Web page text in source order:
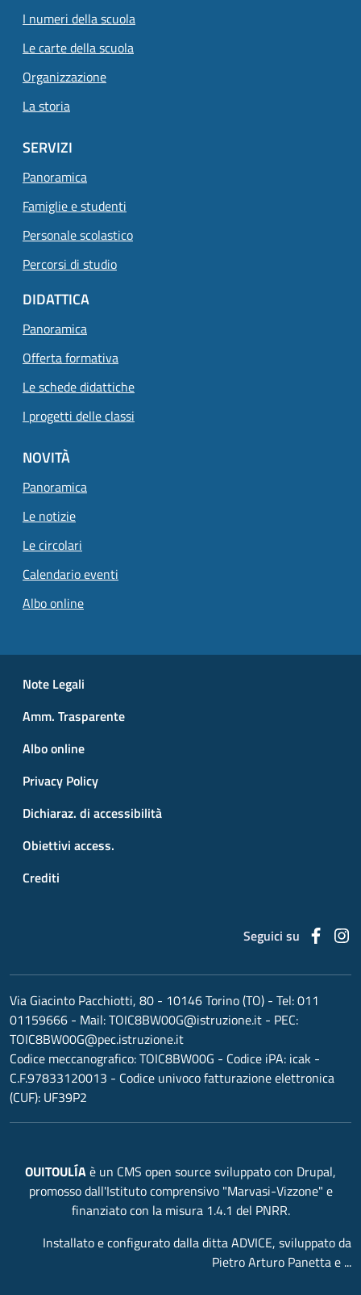
I numeri della scuola
Le carte della scuola
Organizzazione
La storia
SERVIZI
Panoramica
Famiglie e studenti
Personale scolastico
Percorsi di studio
DIDATTICA
Panoramica
Offerta formativa
Le schede didattiche
I progetti delle classi
NOVITÀ
Panoramica
Le notizie
Le circolari
Calendario eventi
Albo online
Small prints
Note Legali
Amm. Trasparente
Albo online
Privacy Policy
Dichiaraz. di accessibilità
Obiettivi access.
Crediti
Seguici su
Via Giacinto Pacchiotti, 80 - 10146 Torino (TO) - Tel:011
01159666 - Mail:TOIC8BW00G@istruzione.it - PEC:
TOIC8BW00G@pec.istruzione.it
Codice meccanografico:TOIC8BW00G - Codice iPA: icak -
C.F.97833120013 - Codice univoco fatturazione elettronica
(CUF): UF39P2
OUITOULÍAè un CMS open source sviluppato con Drupal,
promosso dall'Istituto comprensivo "Marvasi-Vizzone" e
finanziato con la misura 1.4.1 del PNRR.
Installato e configurato dalla ditta ADVICE, sviluppato da
Pietro Arturo Panetta e ...